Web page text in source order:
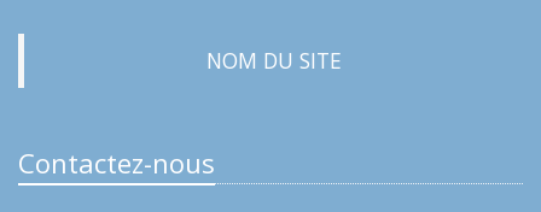
NOM DU SITE
Contactez-nous